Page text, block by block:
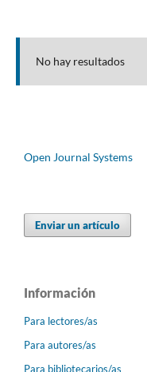
No hay resultados
Open Journal Systems
Enviar un artículo
Información
Para lectores/as
Para autores/as
Para bibliotecarios/as